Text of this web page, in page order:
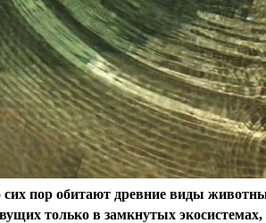
пор обитают древние виды
только в замкнутых экосистемах,